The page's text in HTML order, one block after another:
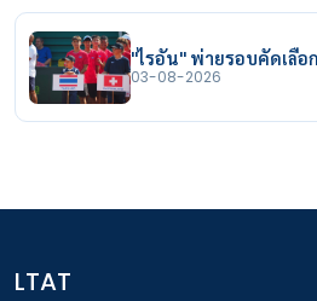
"ไรอัน" พ่ายรอบคัดเลือ
03-08-2026
LTAT